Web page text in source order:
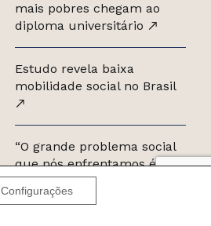
mais pobres chegam ao
diploma universitário
Estudo revela baixa
mobilidade social no Brasil
“O grande problema social
que nós enfrentamos é a
desigualdade”
Configurações